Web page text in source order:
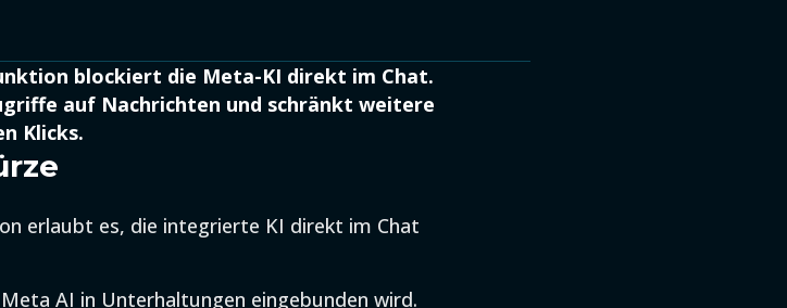
blockiert die Meta-KI direkt im Chat.
auf Nachrichten und schränkt weitere
Klicks.
erlaubt es, die integrierte KI direkt im Chat
AI in Unterhaltungen eingebunden wird.